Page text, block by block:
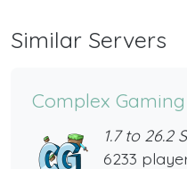
Similar Servers
Complex Gaming
1.7 to 26.2
6233